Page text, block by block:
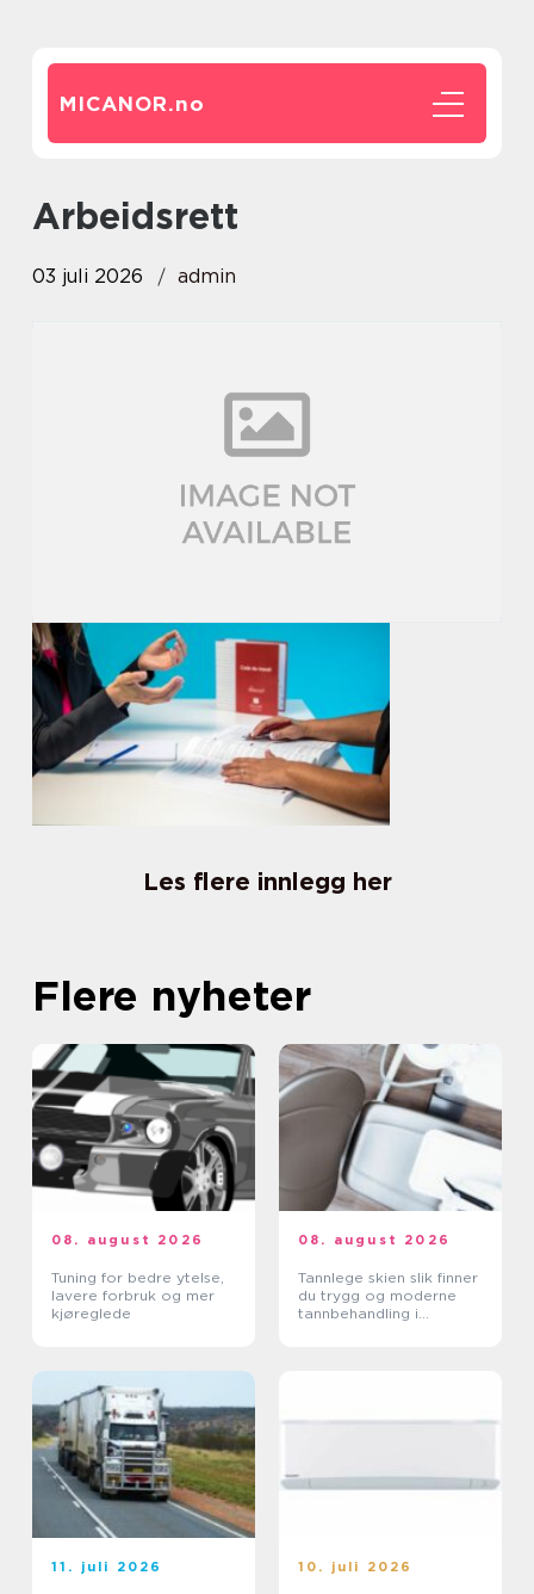
MICANOR.no
arbeidsrett
03 juli 2026 admin
Les flere innlegg her
Flere nyheter
08. august 2026
Tuning for bedre ytelse,
lavere forbruk og mer
kjøreglede
08. august 2026
Tannlege skien slik finner
du trygg og moderne
tannbehandling i
11. juli 2026 10. juli 2026